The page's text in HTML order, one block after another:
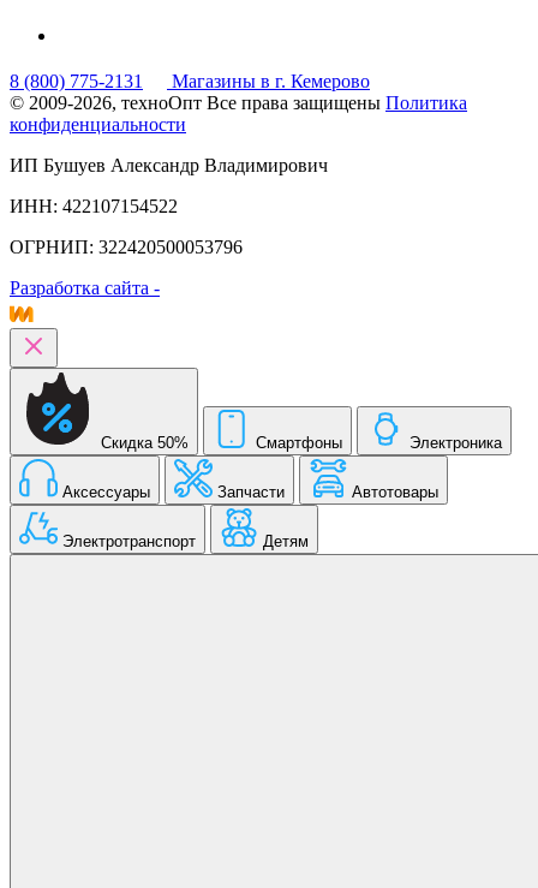
8 (800) 775-2131
Магазины в г. Кемерово
© 2009-2026, техноОпт Все права защищены Политика
конфиденциальности
ИП Бушуев Александр Владимирович
ИНН: 422107154522
ОГРНИП: 322420500053796
Разработка сайта -
Скидка 50% Смартфоны Электроника
Аксессуары Запчасти Автотовары
Электротранспорт Детям